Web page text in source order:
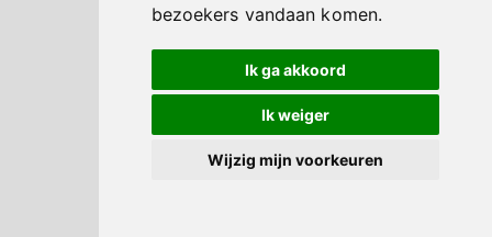
bezoekers vandaan komen.
Ik ga akkoord
Ik weiger
Wijzig mijn voorkeuren